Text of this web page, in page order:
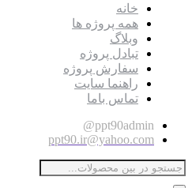
خانه
همه پروژه ها
وبلاگ
تبادل پروژه
سفارش پروژه
راهنما سایت
تماس باما
ppt90admin@
ppt90.ir@yahoo.com